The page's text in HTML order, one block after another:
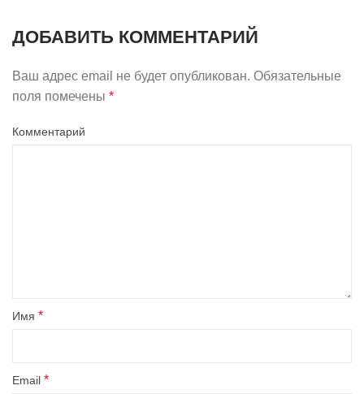
ДОБАВИТЬ КОММЕНТАРИЙ
Ваш адрес email не будет опубликован. Обязательные
поля помечены *
Комментарий
Имя *
Email *